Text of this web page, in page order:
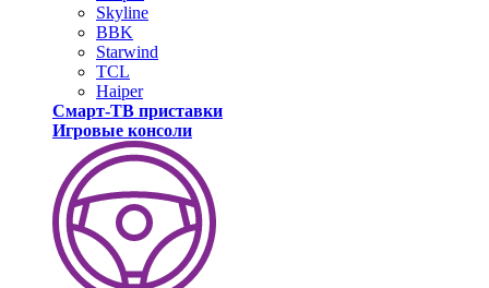
Skyline
BBK
Starwind
TCL
Haiper
Смарт-ТВ приставки
Игровые консоли